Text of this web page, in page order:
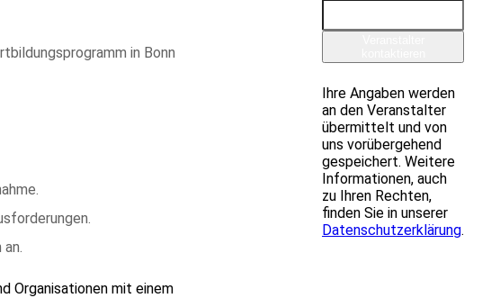
in Bonn
Organisationen mit einem
Ihre Angaben werden
an den Veranstalter
übermittelt und von
uns vorübergehend
gespeichert. Weitere
Informationen, auch
zu Ihren Rechten,
finden Sie in unserer
Datenschutzerklärung.